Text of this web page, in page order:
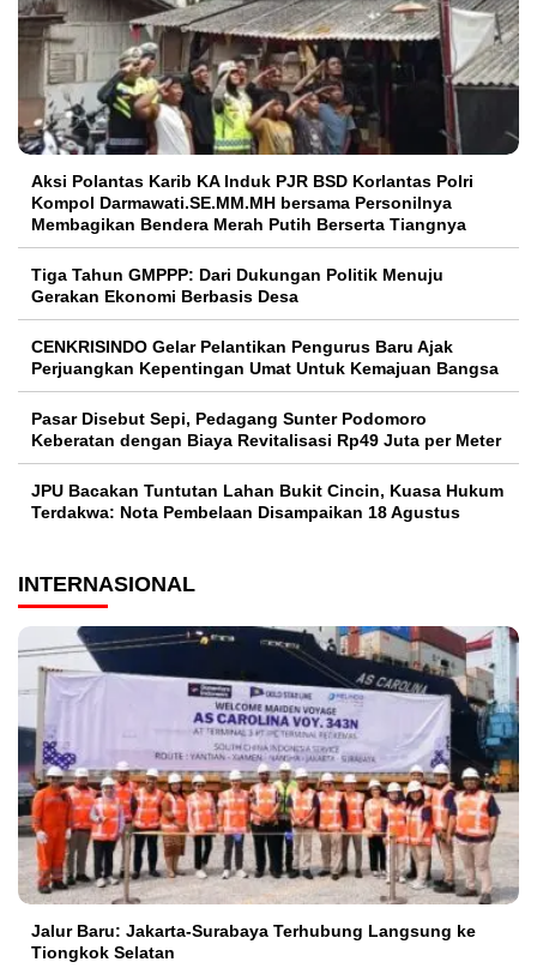
Aksi Polantas Karib KA Induk PJR BSD Korlantas Polri
Kompol Darmawati.SE.MM.MH bersama Personilnya
Membagikan Bendera Merah Putih Berserta Tiangnya
Tiga Tahun GMPPP: Dari Dukungan Politik Menuju
Gerakan Ekonomi Berbasis Desa
CENKRISINDO Gelar Pelantikan Pengurus Baru Ajak
Perjuangkan Kepentingan Umat Untuk Kemajuan Bangsa
Pasar Disebut Sepi, Pedagang Sunter Podomoro
Keberatan dengan Biaya Revitalisasi Rp49 Juta per Meter
JPU Bacakan Tuntutan Lahan Bukit Cincin, Kuasa Hukum
Terdakwa: Nota Pembelaan Disampaikan 18 Agustus
INTERNASIONAL
Jalur Baru: Jakarta-Surabaya Terhubung Langsung ke
Tiongkok Selatan